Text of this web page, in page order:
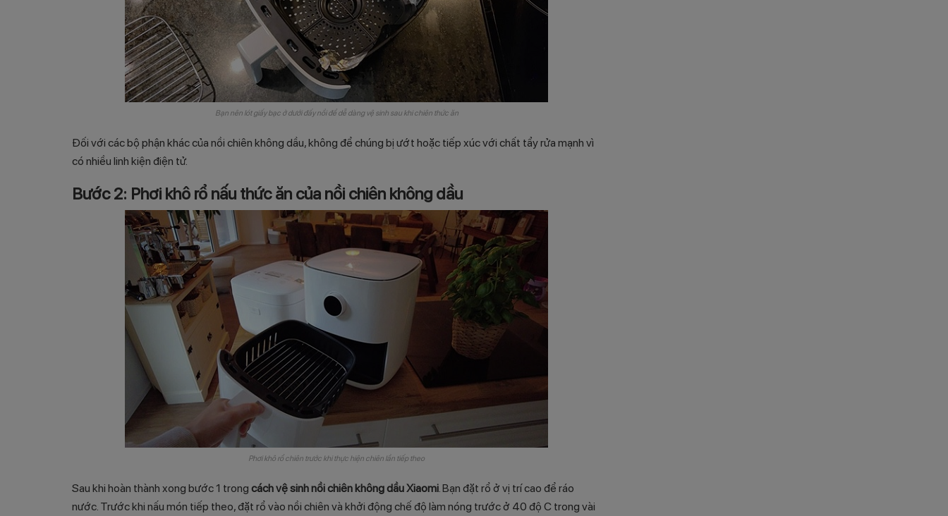
Bạn nên lót giấy bạc ở dưới đấy nồi để dễ dàng vệ sinh sau khi chiên thức ăn
Đối với các bộ phận khác của nồi chiên không dầu, không để chúng bị ướt hoặc tiếp xúc với chất tẩy rửa mạnh vì
có nhiều linh kiện điện tử.
Bước 2: Phơi khô rổ nấu thức ăn của nồi chiên không dầu
Phơi khô rổ chiên trước khi thực hiện chiên lần tiếp theo
Sau khi hoàn thành xong bước 1 trong cách vệ sinh nồi chiên không dầu Xiaomi. Bạn đặt rổ ở vị trí cao để ráo
nước. Trước khi nấu món tiếp theo, đặt rổ vào nồi chiên và khởi động chế độ làm nóng trước ở 40 độ C trong vài